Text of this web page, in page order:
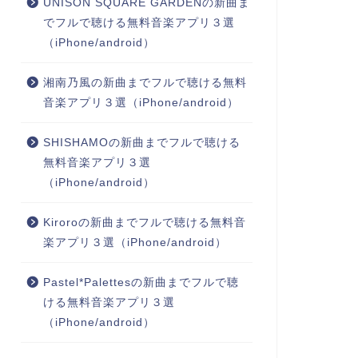
UNISON SQUARE GARDENの新曲ま
でフルで聴ける無料音楽アプリ３選
（iPhone/android）
湘南乃風の新曲までフルで聴ける無料
音楽アプリ３選（iPhone/android）
SHISHAMOの新曲までフルで聴ける
無料音楽アプリ３選
（iPhone/android）
Kiroroの新曲までフルで聴ける無料音
楽アプリ３選（iPhone/android）
Pastel*Palettesの新曲までフルで聴
ける無料音楽アプリ３選
（iPhone/android）